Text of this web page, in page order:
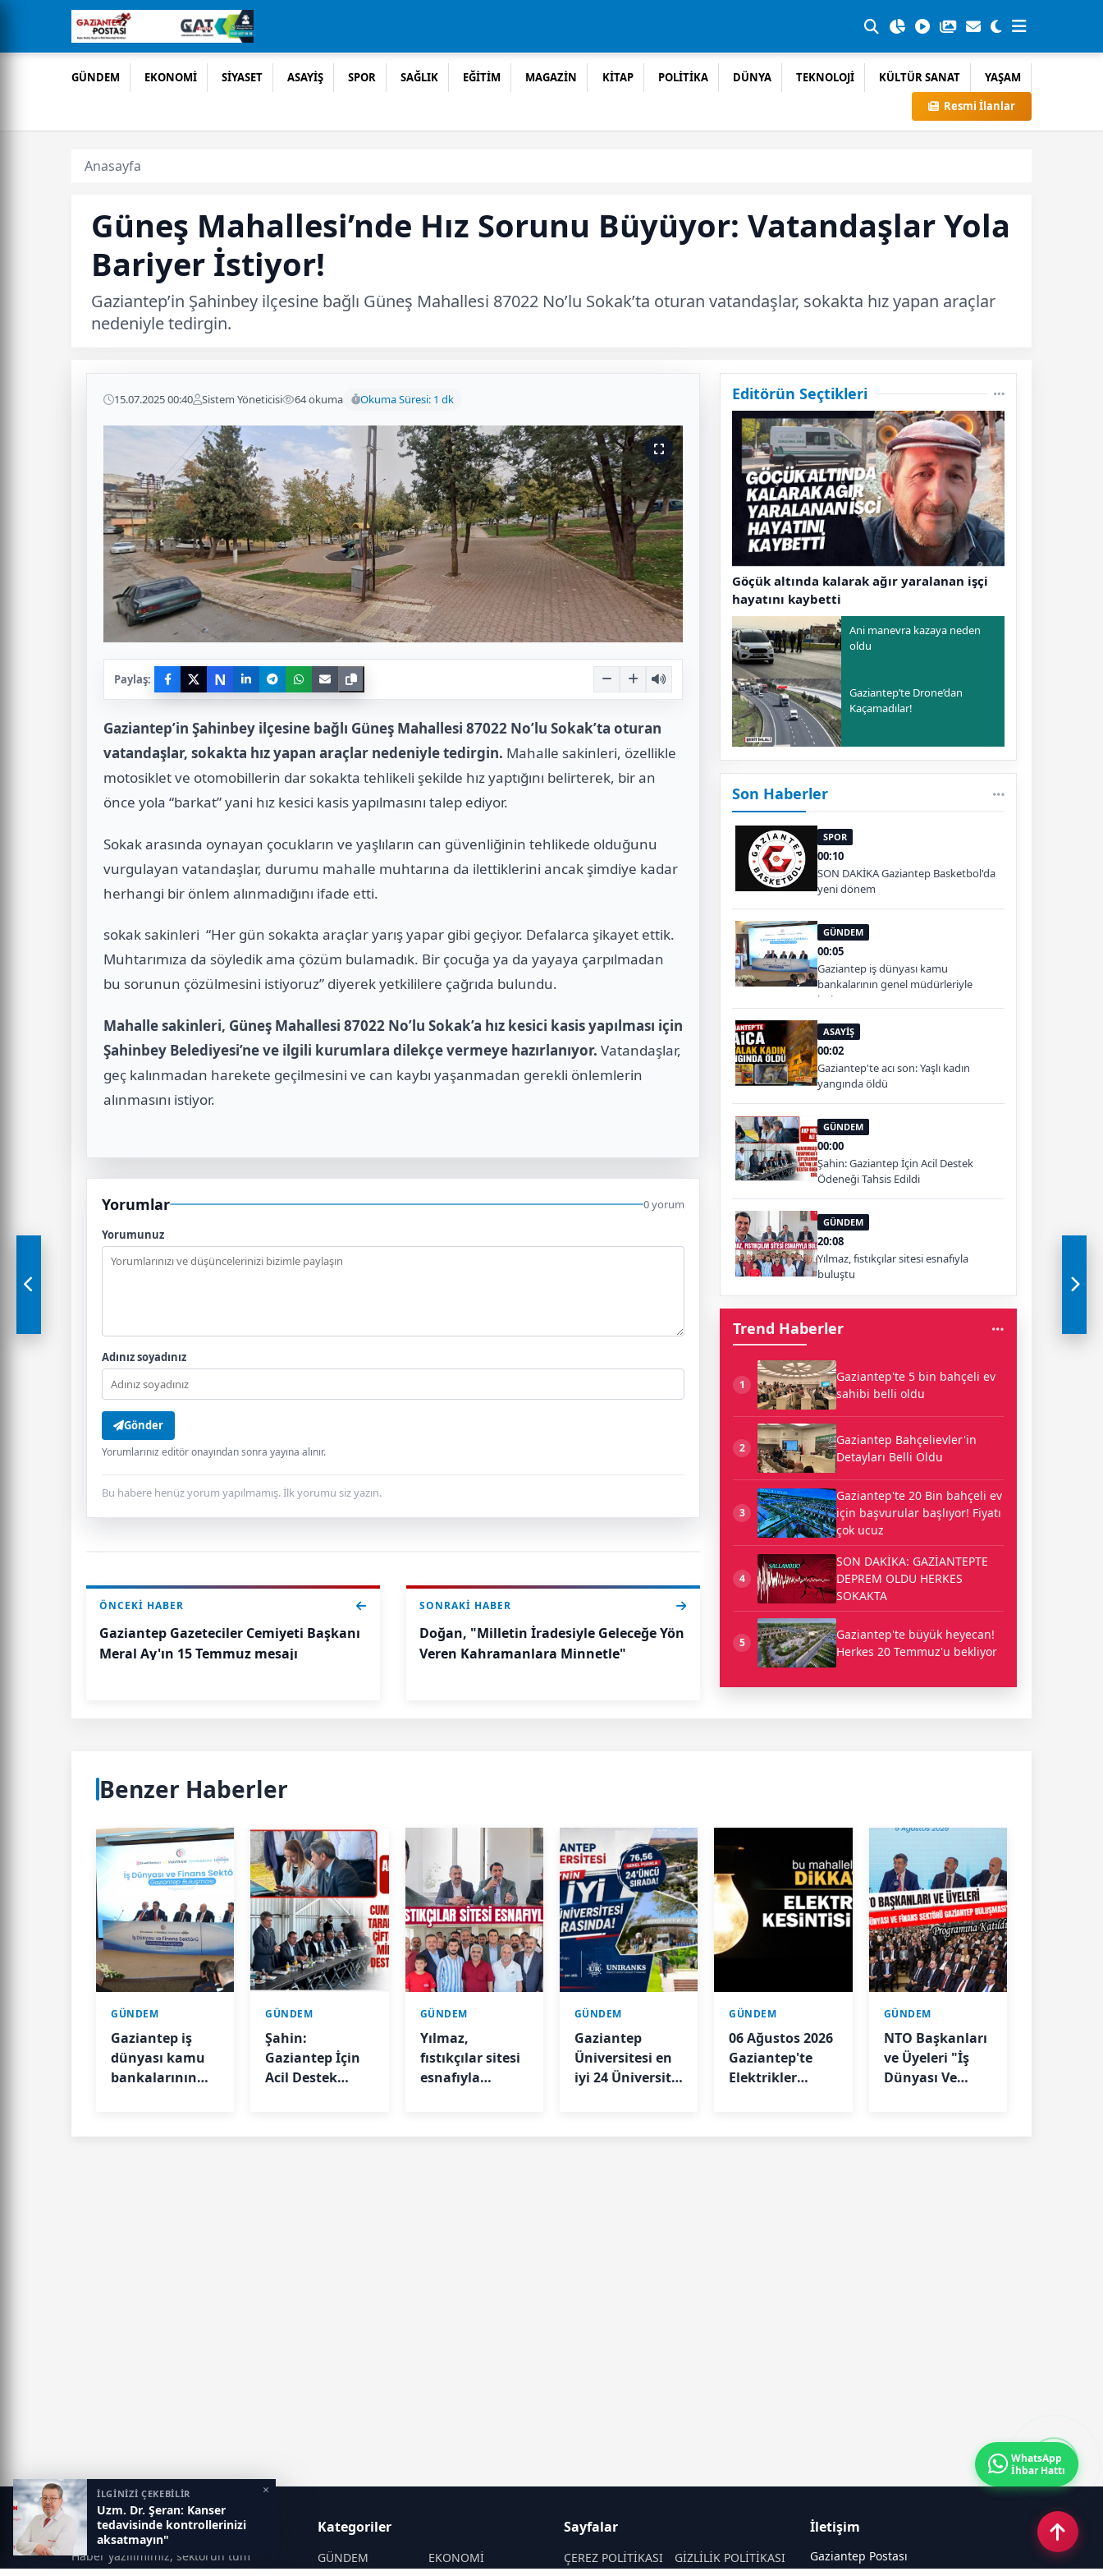
GÜNDEM EKONOMİ SİYASET ASAYİŞ SPOR SAĞLIK EĞİTİM MAGAZİN KİTAP POLİTİKA DÜNYA TEKNOLOJİ KÜLTÜR SANAT
YAŞAM
Resmi İlanlar
Anasayfa
Güneş Mahallesi’nde Hız Sorunu Büyüyor: Vatandaşlar Yola
Bariyer İstiyor!
Gaziantep’in Şahinbey ilçesine bağlı Güneş Mahallesi 87022 No’lu Sokak’ta oturan vatandaşlar, sokakta hız yapan araçlar
nedeniyle tedirgin.
15.07.2025 00:40 Sistem Yöneticisi 64 okuma Okuma Süresi: 1 dk
Paylaş: N
Gaziantep’in Şahinbey ilçesine bağlı Güneş Mahallesi 87022 No’lu Sokak’ta oturan
vatandaşlar, sokakta hız yapan araçlar nedeniyle tedirgin. Mahalle sakinleri, özellikle
motosiklet ve otomobillerin dar sokakta tehlikeli şekilde hız yaptığını belirterek, bir an
önce yola “barkat” yani hız kesici kasis yapılmasını talep ediyor.
Sokak arasında oynayan çocukların ve yaşlıların can güvenliğinin tehlikede olduğunu
vurgulayan vatandaşlar, durumu mahalle muhtarına da ilettiklerini ancak şimdiye kadar
herhangi bir önlem alınmadığını ifade etti.
sokak sakinleri “Her gün sokakta araçlar yarış yapar gibi geçiyor. Defalarca şikayet ettik.
Muhtarımıza da söyledik ama çözüm bulamadık. Bir çocuğa ya da yayaya çarpılmadan
bu sorunun çözülmesini istiyoruz” diyerek yetkililere çağrıda bulundu.
Mahalle sakinleri, Güneş Mahallesi 87022 No’lu Sokak’a hız kesici kasis yapılması için
Şahinbey Belediyesi’ne ve ilgili kurumlara dilekçe vermeye hazırlanıyor. Vatandaşlar,
geç kalınmadan harekete geçilmesini ve can kaybı yaşanmadan gerekli önlemlerin
alınmasını istiyor.
Yorumlar 0 yorum
Yorumunuz
Adınız soyadınız
Gönder
Yorumlarınız editör onayından sonra yayına alınır.
Bu habere henüz yorum yapılmamış. İlk yorumu siz yazın.
ÖNCEKI HABER
Gaziantep Gazeteciler Cemiyeti Başkanı
Meral Ay'ın 15 Temmuz mesajı
SONRAKI HABER
Doğan, "Milletin İradesiyle Geleceğe Yön
Veren Kahramanlara Minnetle"
Editörün Seçtikleri
Göçük altında kalarak ağır yaralanan işçi
hayatını kaybetti
Ani manevra kazaya neden
oldu
Gaziantep’te Drone’dan
Kaçamadılar!
Son Haberler
SPOR
00:10
SON DAKİKA Gaziantep Basketbol'da
yeni dönem
GÜNDEM
00:05
Gaziantep iş dünyası kamu
bankalarının genel müdürleriyle
buluştu
ASAYİŞ
00:02
Gaziantep'te acı son: Yaşlı kadın
yangında öldü
GÜNDEM
00:00
Şahin: Gaziantep İçin Acil Destek
Ödeneği Tahsis Edildi
GÜNDEM
20:08
Yılmaz, fıstıkçılar sitesi esnafıyla
buluştu
Trend Haberler
1
Gaziantep'te 5 bin bahçeli ev
sahibi belli oldu
2
Gaziantep Bahçelievler'in
Detayları Belli Oldu
3
Gaziantep'te 20 Bin bahçeli ev
için başvurular başlıyor! Fiyatı
çok ucuz
4
SON DAKİKA: GAZİANTEPTE
DEPREM OLDU HERKES
SOKAKTA
5
Gaziantep'te büyük heyecan!
Herkes 20 Temmuz'u bekliyor
Benzer Haberler
GÜNDEM
Gaziantep iş
dünyası kamu
bankalarının
GÜNDEM
Şahin:
Gaziantep İçin
Acil Destek
GÜNDEM
Yılmaz,
fıstıkçılar sitesi
esnafıyla
GÜNDEM
Gaziantep
Üniversitesi en
iyi 24 Üniversite
GÜNDEM
06 Ağustos 2026
Gaziantep'te
Elektrikler
GÜNDEM
NTO Başkanları
ve Üyeleri "İş
Dünyası Ve
İLGİNİZİ ÇEKEBİLİR
Uzm. Dr. Şeran: Kanser
tedavisinde kontrollerinizi
aksatmayın"
×
Gaziantep Postası
Haber yazılımımız, sektörün tüm
Kategoriler
GÜNDEM EKONOMİ
Sayfalar
ÇEREZ POLİTİKASI GİZLİLİK POLİTİKASI
İletişim
Gaziantep Postası
WhatsApp
İhbar Hattı